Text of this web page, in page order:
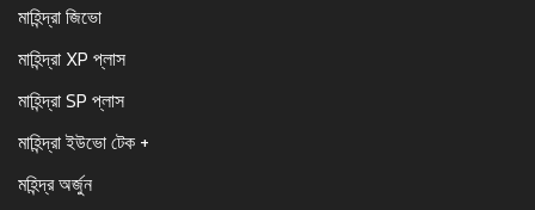
মাহিন্দ্রা জিভো
মাহিন্দ্রা XP প্লাস
মাহিন্দ্রা SP প্লাস
মাহিন্দ্রা ইউভো টেক +
মহিন্দ্র অর্জুন